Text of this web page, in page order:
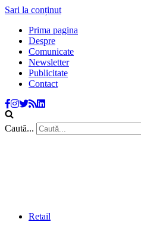
Sari la conținut
Prima pagina
Despre
Comunicate
Newsletter
Publicitate
Contact
Caută...
Retail